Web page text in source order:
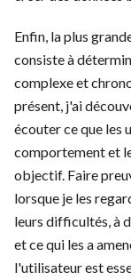
Enfin, la plus
consiste à
complexe et
présent, j'ai
écouter ce que les
comportement et
objectif. Faire
lorsque je les
leurs difficultés, à
et ce qui les a
l'utilisateur est